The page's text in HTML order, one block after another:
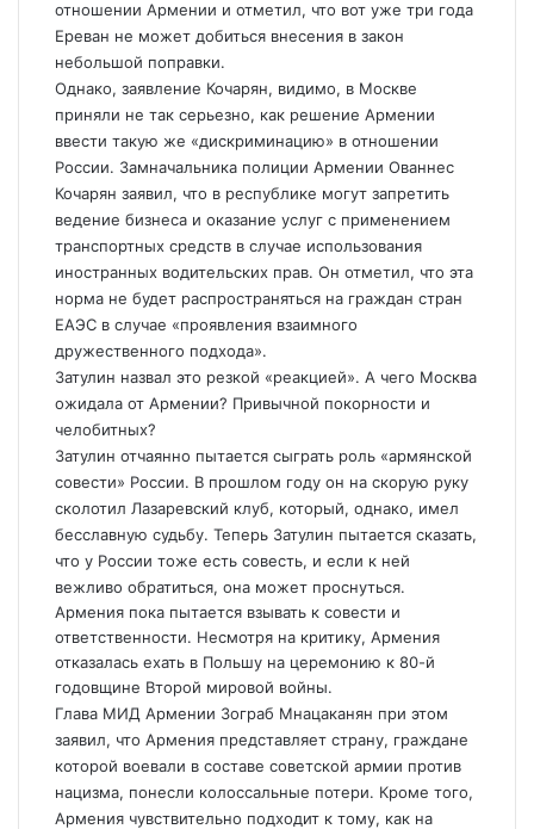
отношении Армении и отметил, что вот уже три года
Ереван не может добиться внесения в закон
небольшой поправки.
Однако, заявление Кочарян, видимо, в Москве
приняли не так серьезно, как решение Армении
ввести такую же «дискриминацию» в отношении
России. Замначальника полиции Армении Ованнес
Кочарян заявил, что в республике могут запретить
ведение бизнеса и оказание услуг с применением
транспортных средств в случае использования
иностранных водительских прав. Он отметил, что эта
норма не будет распространяться на граждан стран
ЕАЭС в случае «проявления взаимного
дружественного подхода».
Затулин назвал это резкой «реакцией». А чего Москва
ожидала от Армении? Привычной покорности и
челобитных?
Затулин отчаянно пытается сыграть роль «армянской
совести» России. В прошлом году он на скорую руку
сколотил Лазаревский клуб, который, однако, имел
бесславную судьбу. Теперь Затулин пытается сказать,
что у России тоже есть совесть, и если к ней
вежливо обратиться, она может проснуться.
Армения пока пытается взывать к совести и
ответственности. Несмотря на критику, Армения
отказалась ехать в Польшу на церемонию к 80-й
годовщине Второй мировой войны.
Глава МИД Армении Зограб Мнацаканян при этом
заявил, что Армения представляет страну, граждане
которой воевали в составе советской армии против
нацизма, понесли колоссальные потери. Кроме того,
Армения чувствительно подходит к тому, как на